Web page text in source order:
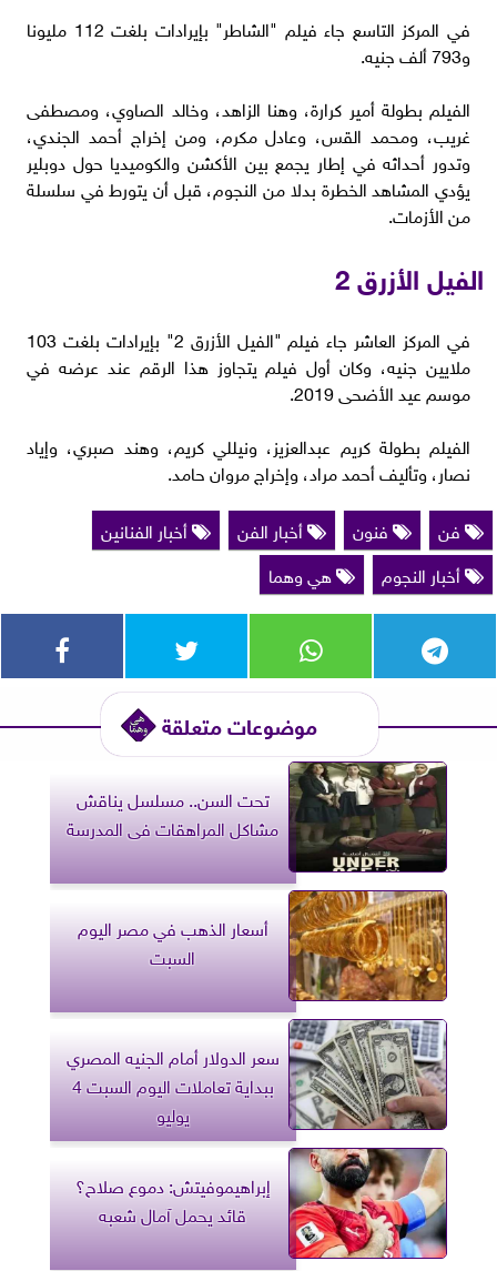
في المركز التاسع جاء فيلم "الشاطر" بإيرادات بلغت 112 مليونا
و793 ألف جنيه.
الفيلم بطولة أمير كرارة، وهنا الزاهد، وخالد الصاوي، ومصطفى
غريب، ومحمد القس، وعادل مكرم، ومن إخراج أحمد الجندي،
وتدور أحداثه في إطار يجمع بين الأكشن والكوميديا حول دوبلير
يؤدي المشاهد الخطرة بدلا من النجوم، قبل أن يتورط في سلسلة
من الأزمات.
الفيل الأزرق 2
في المركز العاشر جاء فيلم "الفيل الأزرق 2" بإيرادات بلغت 103
ملايين جنيه، وكان أول فيلم يتجاوز هذا الرقم عند عرضه في
موسم عيد الأضحى 2019.
الفيلم بطولة كريم عبدالعزيز، ونيللي كريم، وهند صبري، وإياد
نصار، وتأليف أحمد مراد، وإخراج مروان حامد.
فن
فنون أخبار الفن
أخبار الفنانين
أخبار النجوم
هي وهما
موضوعات متعلقة
تحت السن.. مسلسل يناقش
مشاكل المراهقات فى المدرسة
أسعار الذهب في مصر اليوم
السبت
سعر الدولار أمام الجنيه المصري
ببداية تعاملات اليوم السبت 4
يوليو
إبراهيموفيتش: دموع صلاح؟
قائد يحمل آمال شعبه